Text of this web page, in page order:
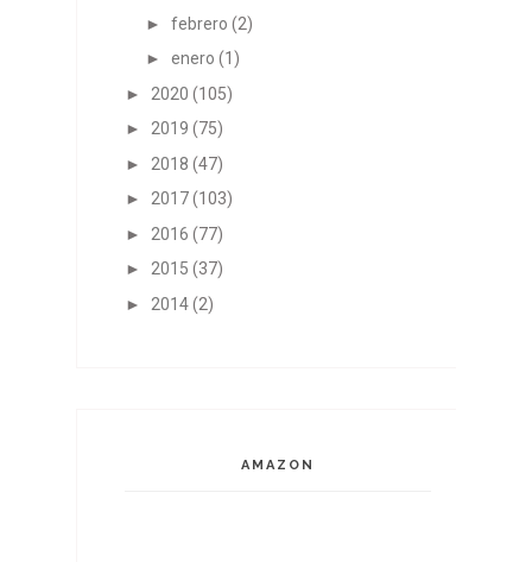
► febrero (2)
► enero (1)
► 2020 (105)
► 2019 (75)
► 2018 (47)
► 2017(103)
► 2016 (77)
► 2015 (37)
► 2014(2)
AMAZON